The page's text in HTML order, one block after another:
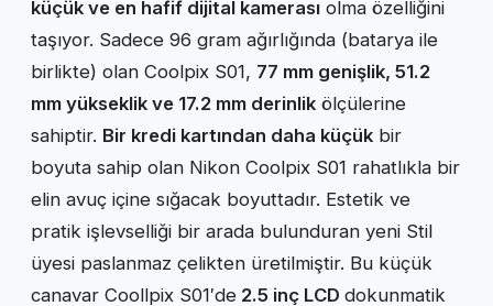
küçük ve en hafif dijital kamerası olma özelliğini
taşıyor. Sadece 96 gram ağırlığında (batarya ile
birlikte) olan Coolpix S01, 77 mm genişlik, 51.2
mm yükseklik ve 17.2 mm derinlik ölçülerine
sahiptir. Bir kredi kartından daha küçük bir
boyuta sahip olan Nikon Coolpix S01 rahatlıkla bir
elin avuç içine sığacak boyuttadır. Estetik ve
pratik işlevselliği bir arada bulunduran yeni Stil
üyesi paslanmaz çelikten üretilmiştir. Bu küçük
canavar Coollpix S01′de 2.5 inç LCD dokunmatik